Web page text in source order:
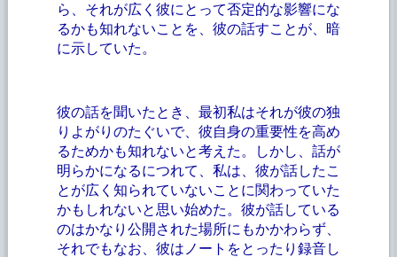
ら、それが広く彼にとって否定的な影響にな
るかも知れないことを、彼の話すことが、暗
に示していた。
彼の話を聞いたとき、最初私はそれが彼の独
りよがりのたぐいで、彼自身の重要性を高め
るためかも知れないと考えた。しかし、話が
明らかになるにつれて、私は、彼が話したこ
とが広く知られていないことに関わっていた
かもしれないと思い始めた。彼が話している
のはかなり公開された場所にもかかわらず、
それでもなお、彼はノートをとったり録音し